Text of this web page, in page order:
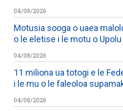
04/08/2026
Motusia sooga o uaea
o le eletise i le motu o Upolu
04/08/2026
11 miliona ua totogi e le
i le mu o le faleoloa
04/08/2026